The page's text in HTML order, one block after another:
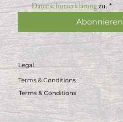
Datenschutzerklärung zu. *
Abonnieren
Legal
Terms & Conditions
Terms & Conditions